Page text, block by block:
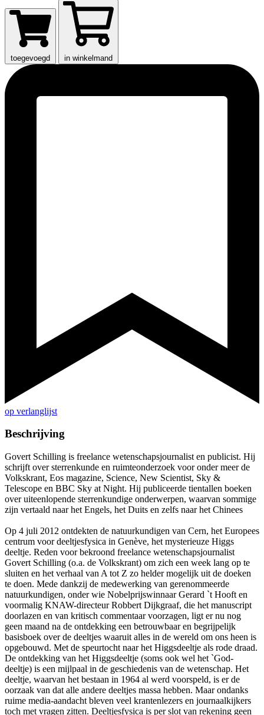
toegevoegd in winkelmand
op verlanglijst
Beschrijving
Govert Schilling is freelance wetenschapsjournalist en publicist. Hij
schrijft over sterrenkunde en ruimteonderzoek voor onder meer de
Volkskrant, Eos magazine, Science, New Scientist, Sky &
Telescope en BBC Sky at Night. Hij publiceerde tientallen boeken
over uiteenlopende sterrenkundige onderwerpen, waarvan sommige
zijn vertaald naar het Engels, het Duits en zelfs naar het Chinees
Op 4 juli 2012 ontdekten de natuurkundigen van Cern, het Europees
centrum voor deeltjesfysica in Genève, het mysterieuze Higgs
deeltje. Reden voor bekroond freelance wetenschapsjournalist
Govert Schilling (o.a. de Volkskrant) om zich een week lang op te
sluiten en het verhaal van A tot Z zo helder mogelijk uit de doeken
te doen. Mede dankzij de medewerking van gerenommeerde
natuurkundigen, onder wie Nobelprijswinnaar Gerard `t Hooft en
voormalig KNAW-directeur Robbert Dijkgraaf, die het manuscript
doorlazen en van kritisch commentaar voorzagen, ligt er nu nog
geen maand na de ontdekking een betrouwbaar en begrijpelijk
basisboek over de deeltjes waaruit alles in de wereld om ons heen is
opgebouwd. Met de speurtocht naar het Higgsdeeltje als rode draad.
De ontdekking van het Higgsdeeltje (soms ook wel het `God-
deeltje) is een mijlpaal in de geschiedenis van de wetenschap. Het
deeltje, waarvan het bestaan in 1964 al werd voorspeld, is er de
oorzaak van dat alle andere deeltjes massa hebben. Maar ondanks
ruime media-aandacht bleven veel krantenlezers en journaalkijkers
toch met vragen zitten. Deeltjesfysica is per slot van rekening geen